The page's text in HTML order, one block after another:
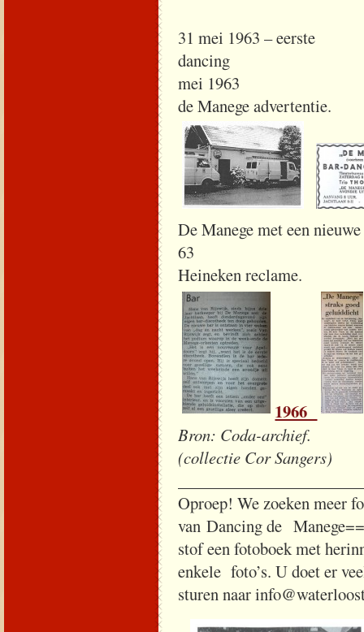
31 mei 1963 – eerste
mei 1963
de Manege advertentie.
De Manege met een
63
Heineken reclame.
1966
Bron: Coda-
(collectie Cor Sangers)
Oproep! We zoeken meer
van Dancing de
stof een fotoboek met
enkele foto’s. U doet er
sturen naar